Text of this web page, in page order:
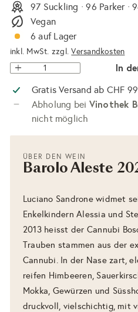
97 Suckling · 96 Parker ·
Vegan
6 auf Lager
inkl. MwSt. zzgl.Versandkosten
In
Gratis Versand ab CHF 99
Abholung bei Vinothek
nicht möglich
ÜBER DEN WEIN
Barolo Aleste
Luciano Sandrone widmet
Enkelkindern Alessia und
2013 heisst der Cannubi
Trauben stammen aus der
Cannubi. In der Nase zart,
reifen Himbeeren,
Mokka, Gewürzen und
druckvoll, vielschichtig, mit